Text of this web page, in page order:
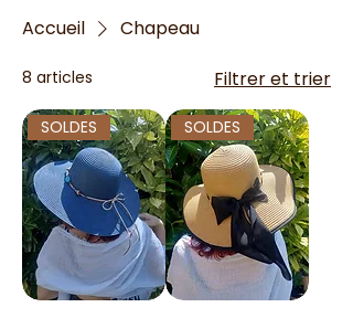
Accueil Chapeau
8 articles Filtrer et trier
SOLDES SOLDES